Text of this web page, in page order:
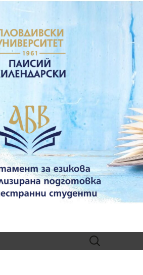
Търсене
за: